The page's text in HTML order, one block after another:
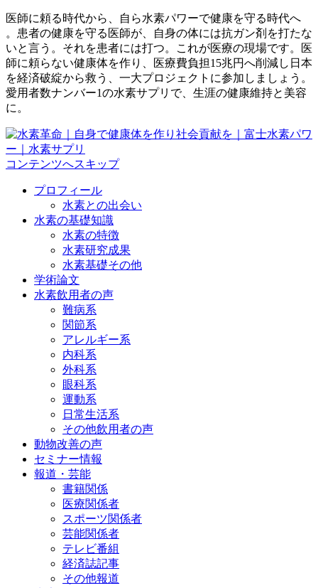
医師に頼る時代から、自ら水素パワーで健康を守る時代へ
。患者の健康を守る医師が、自身の体には抗ガン剤を打たな
いと言う。それを患者には打つ。これが医療の現場です。医
師に頼らない健康体を作り、医療費負担15兆円へ削減し日本
を経済破綻から救う、一大プロジェクトに参加しましょう。
愛用者数ナンバー1の水素サプリで、生涯の健康維持と美容
に。
コンテンツへスキップ
プロフィール
水素との出会い
水素の基礎知識
水素の特徴
水素研究成果
水素基礎その他
学術論文
水素飲用者の声
難病系
関節系
アレルギー系
内科系
外科系
眼科系
運動系
日常生活系
その他飲用者の声
動物改善の声
セミナー情報
報道・芸能
書籍関係
医療関係者
スポーツ関係者
芸能関係者
テレビ番組
経済誌記事
その他報道